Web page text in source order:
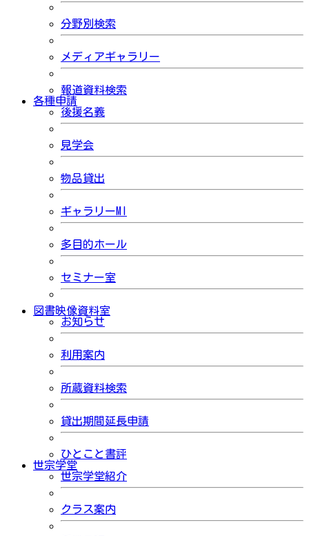
分野別検索
メディアギャラリー
報道資料検索
各種申請
後援名義
見学会
物品貸出
ギャラリーMI
多目的ホール
セミナー室
図書映像資料室
お知らせ
利用案内
所蔵資料検索
貸出期間延長申請
ひとこと書評
世宗学堂
世宗学堂紹介
クラス案内